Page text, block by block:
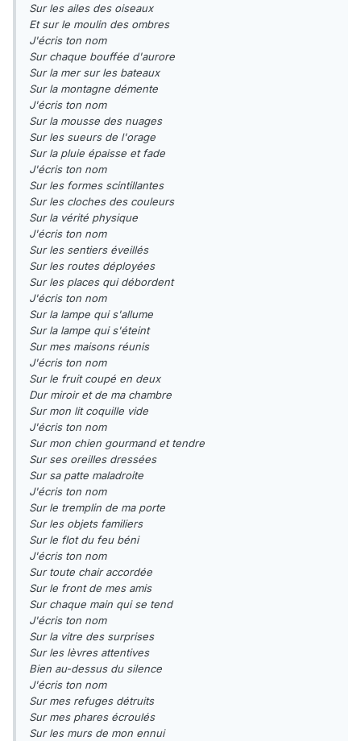
Sur les ailes des oiseaux
Et sur le moulin des ombres
J'écris ton nom
Sur chaque bouffée d'aurore
Sur la mer sur les bateaux
Sur la montagne démente
J'écris ton nom
Sur la mousse des nuages
Sur les sueurs de l'orage
Sur la pluie épaisse et fade
J'écris ton nom
Sur les formes scintillantes
Sur les cloches des couleurs
Sur la vérité physique
J'écris ton nom
Sur les sentiers éveillés
Sur les routes déployées
Sur les places qui débordent
J'écris ton nom
Sur la lampe qui s'allume
Sur la lampe qui s'éteint
Sur mes maisons réunis
J'écris ton nom
Sur le fruit coupé en deux
Dur miroir et de ma chambre
Sur mon lit coquille vide
J'écris ton nom
Sur mon chien gourmand et tendre
Sur ses oreilles dressées
Sur sa patte maladroite
J'écris ton nom
Sur le tremplin de ma porte
Sur les objets familiers
Sur le flot du feu béni
J'écris ton nom
Sur toute chair accordée
Sur le front de mes amis
Sur chaque main qui se tend
J'écris ton nom
Sur la vitre des surprises
Sur les lèvres attentives
Bien au-dessus du silence
J'écris ton nom
Sur mes refuges détruits
Sur mes phares écroulés
Sur les murs de mon ennui